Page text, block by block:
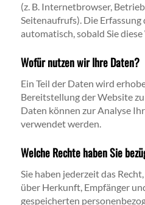
(z. B. Internetbrowser,
Seitenaufrufs). Die
automatisch, sobald Sie
Wofür nutzen wir Ihre Daten?
Ein Teil der Daten wird
Bereitstellung der Website
Daten können zur Analyse
verwendet werden.
Welche Rechte haben Sie
Sie haben jederzeit das
über Herkunft, Empfänger
gespeicherten